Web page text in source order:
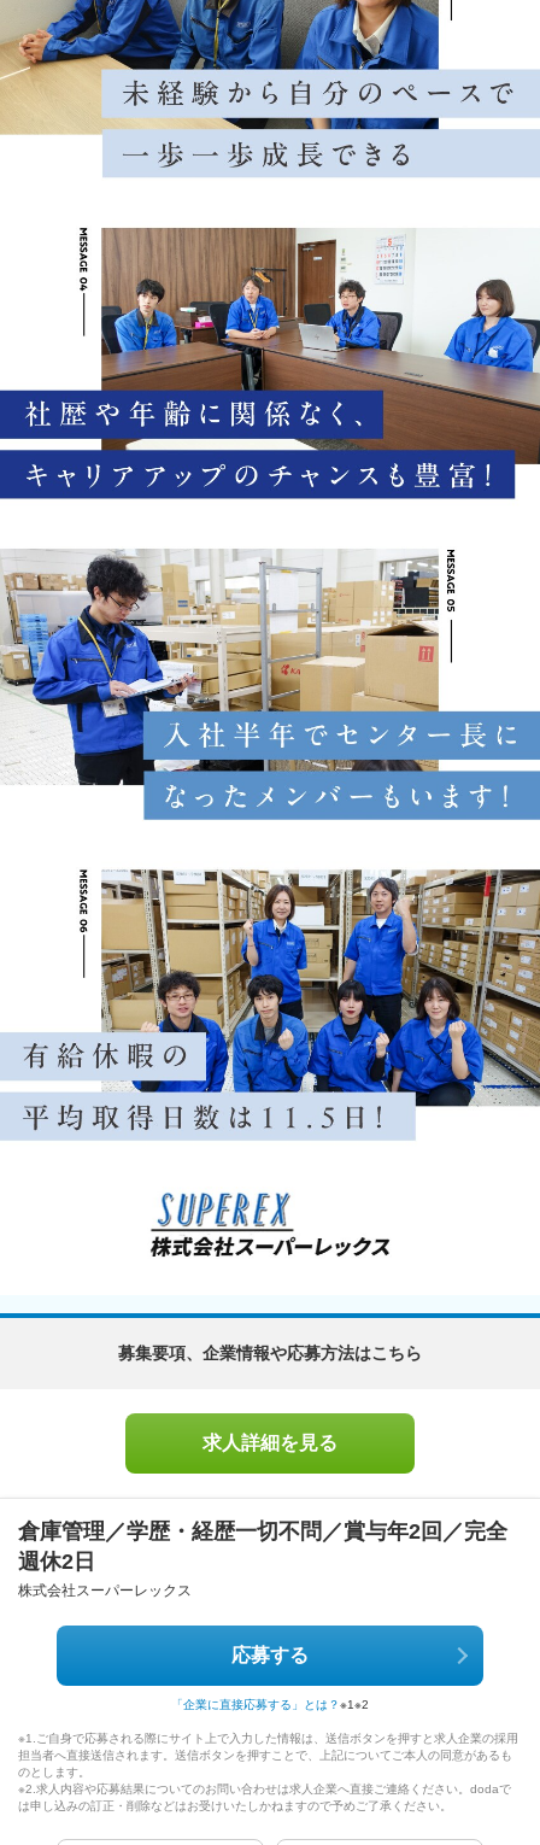
募集要項、企業情報や応募方法はこちら
求人詳細を見る
倉庫管理／学歴・経歴一切不問／賞与年2回／完全
週休2日
株式会社スーパーレックス
応募する
「企業に直接応募する」とは？※1※2
※1.ご自身で応募される際にサイト上で入力した情報は、送信ボタンを押すと求人企業の採用
担当者へ直接送信されます。送信ボタンを押すことで、上記についてご本人の同意があるも
のとします。
※2.求人内容や応募結果についてのお問い合わせは求人企業へ直接ご連絡ください。dodaで
は申し込みの訂正・削除などはお受けいたしかねますので予めご了承ください。